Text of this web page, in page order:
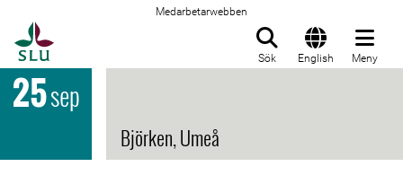
Medarbetarwebben
Sök English Meny
25sep
Björken, Umeå